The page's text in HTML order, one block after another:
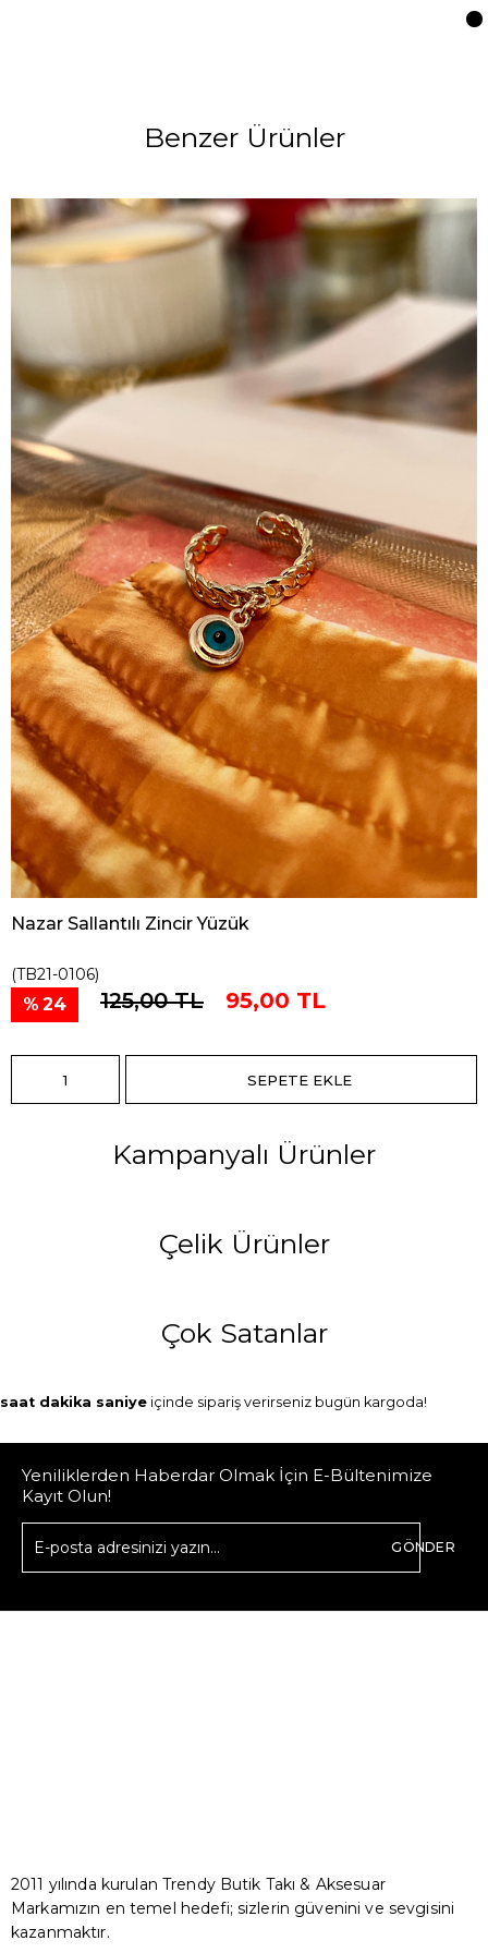
Benzer Ürünler
Nazar Sallantılı Zincir Yüzük
(TB21-0106)
24 125,00 TL 95,00 TL
Kampanyalı Ürünler
Çelik Ürünler
Çok Satanlar
saat dakika saniye içinde sipariş verirseniz bugün kargoda!
Yeniliklerden Haberdar Olmak İçin E-Bültenimize
Kayıt Olun!
GÖNDER
2011 yılında kurulan Trendy Butik Takı & Aksesuar
Markamızın en temel hedefi; sizlerin güvenini ve sevgisini
kazanmaktır.